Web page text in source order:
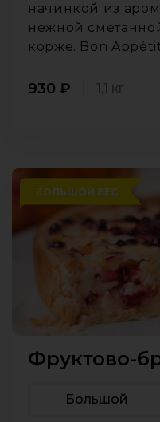
начинкой из
нежной
корже. Bon
930 ₽ 1,1 кг
БОЛЬШОЙ ВЕС
Фруктово-
Большой